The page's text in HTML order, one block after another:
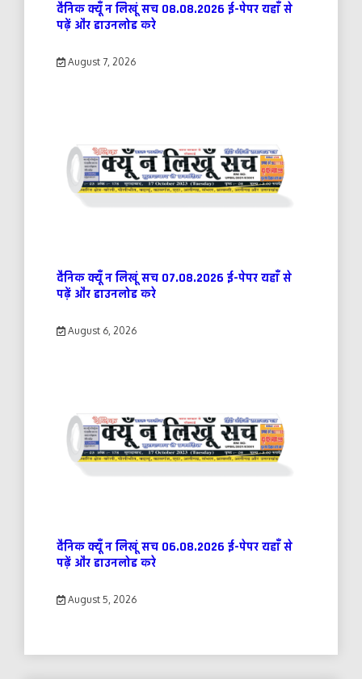
दैनिक क्यूँ न लिखूं सच 08.08.2026 ई-पेपर यहाँ से
पढ़ें और डाउनलोड करे
August 7, 2026
दैनिक क्यूँ न लिखूं सच 07.08.2026 ई-पेपर यहाँ से
पढ़ें और डाउनलोड करे
August 6, 2026
दैनिक क्यूँ न लिखूं सच 06.08.2026 ई-पेपर यहाँ से
पढ़ें और डाउनलोड करे
August 5, 2026